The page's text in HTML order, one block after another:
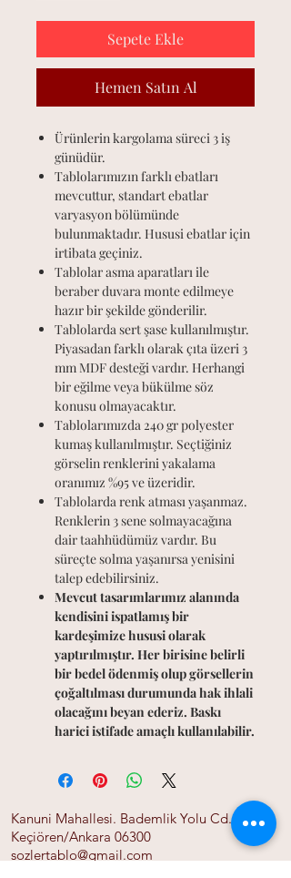
Sepete Ekle
Hemen Satın Al
Ürünlerin kargolama süreci 3 iş
günüdür.
Tablolarımızın farklı ebatları
mevcuttur, standart ebatlar
varyasyon bölümünde
bulunmaktadır. Hususi ebatlar için
irtibata geçiniz.
Tablolar asma aparatları ile
beraber duvara monte edilmeye
hazır bir şekilde gönderilir.
Tablolarda sert şase kullanılmıştır.
Piyasadan farklı olarak çıta üzeri 3
mm MDF desteği vardır. Herhangi
bir eğilme veya bükülme söz
konusu olmayacaktır.
Tablolarımızda 240 gr polyester
kumaş kullanılmıştır. Seçtiğiniz
görselin renklerini yakalama
oranımız %95 ve üzeridir.
Tablolarda renk atması yaşanmaz.
Renklerin 3 sene solmayacağına
dair taahhüdümüz vardır. Bu
süreçte solma yaşanırsa yenisini
talep edebilirsiniz.
Mevcut tasarımlarımız alanında
kendisini ispatlamış bir
kardeşimize hususi olarak
yaptırılmıştır. Her birisine belirli
bir bedel ödenmiş olup görsellerin
çoğaltılması durumunda hak ihlali
olacağını beyan ederiz. Baskı
harici istifade amaçlı kullanılabilir.
Kanuni Mahallesi. Bademlik Yolu Cd. 118/A
Keçiören/Ankara 06300
sozlertablo@gmail.com